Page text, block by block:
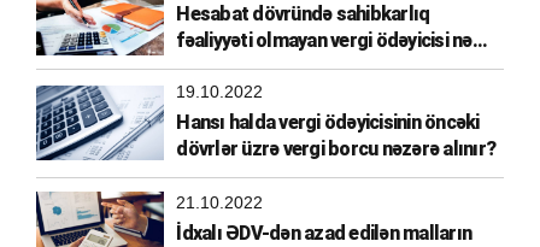
Hesabat dövründə sahibkarlıq
fəaliyyəti olmayan vergi ödəyicisi nə
etməlidir?
19.10.2022
Hansı halda vergi ödəyicisinin öncəki
dövrlər üzrə vergi borcu nəzərə alınır?
21.10.2022
İdxalı ƏDV-dən azad edilən malların